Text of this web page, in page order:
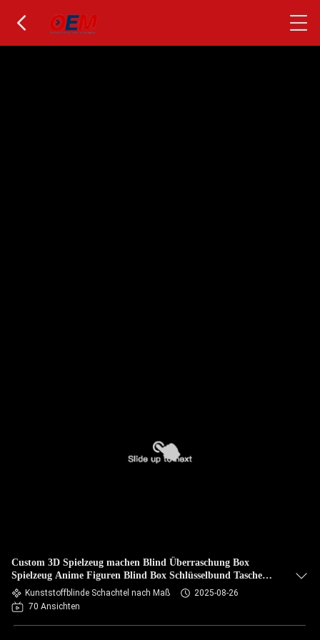
Custom 3D Spielzeug machen Blind Überraschung Box
Spielzeug Anime Figuren Blind Box Schlüsselbund Tasche
Pendan
Kunststoffblinde Schachtel nach Maß
2025-08-26
70 Ansichten